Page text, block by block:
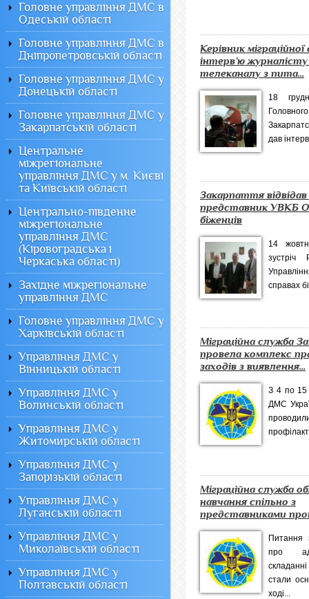
Керівник
інтерв’ю
телеканалу з пита...
18
дав
Закарпаття
представник УВКБ
біженців
14
зустріч
справах
Міграційна служба
провела комплекс
заходів з виявлення...
З 4 по 15
ДМС
Міграційна служба
навчання спільно з
представниками
Питання
про
стали
ході...
Головне управління ДМС в
Одеській області
Головне управління ДМС в
Дніпропетровській області
Головне управління ДМС у
Донецькій області
Головне управління ДМС у
Закарпатській області
Центральне
міжрегіональне
управління ДМС у м. Києві
та Київській області
Центрально-південне
міжрегіональне
управління ДМС
(Кіровоградська і
Черкаська області)
Західне міжрегіональне
управління ДМС
Головне управління ДМС у
Харківській області
Управління ДМС у
Вінницькій області
Управління ДМС у
Волинській області
Управління ДМС у
Житомирській області
Управління ДМС у
Запорізькій області
Управління ДМС у
Луганській області
Управління ДМС у
Миколаївській області
Управління ДМС у
Полтавській області